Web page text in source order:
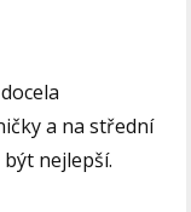
a na střední
nejlepší.